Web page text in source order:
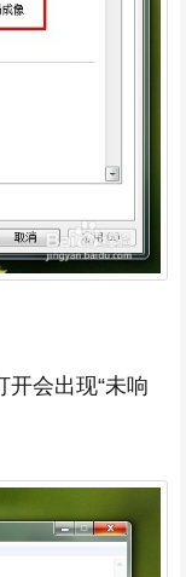
会出现“未响